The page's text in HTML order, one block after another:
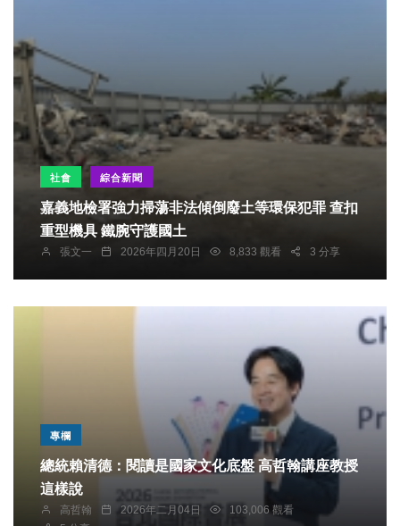
社會 綜合新聞
嘉義地檢署強力掃蕩非法傾倒廢土等環保犯罪 查扣
重型機具 鐵腕守護國土
張文一 2026年四月20日 8,833 觀看 3 分享
專欄
總統賴清德：閱讀是國家文化底盤 高哲翰講座教授
這樣說
高哲翰 2026年二月04日
103,006 觀看